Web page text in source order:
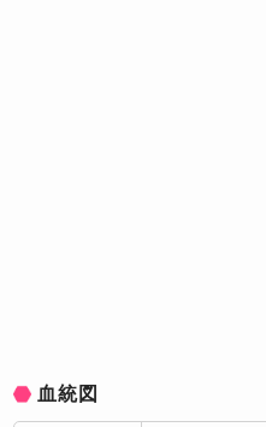
血統図